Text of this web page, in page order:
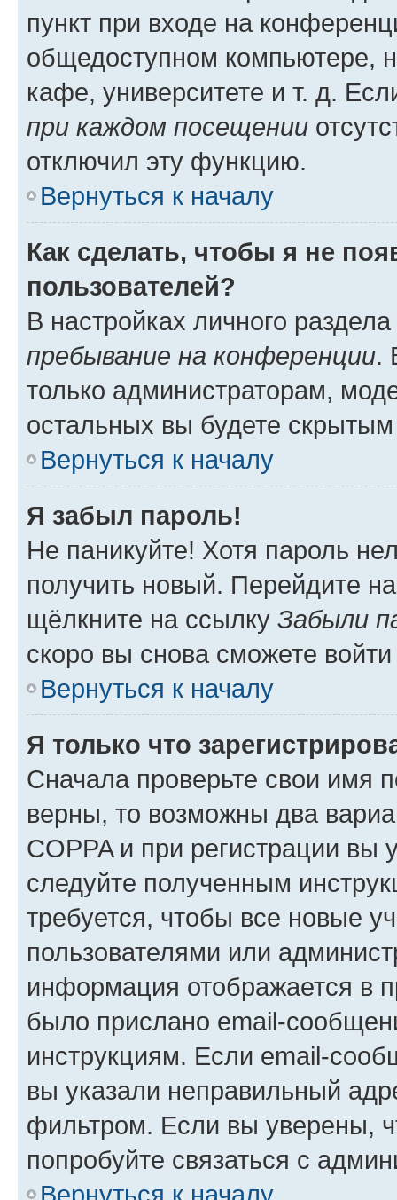
пункт при входе на
общедоступном компьютере,
кафе, университете и т. д.
при каждом посещении
отключил эту функцию.
Вернуться к началу
Как сделать, чтобы я не
пользователей?
В настройках личного
пребывание на конференции.
только администраторам,
остальных вы будете
Вернуться к началу
Я забыл пароль!
Не паникуйте! Хотя пароль
получить новый. Перейдите
щёлкните на ссылку Забыли
скоро вы снова сможете
Вернуться к началу
Я только что
Сначала проверьте свои имя
верны, то возможны два
COPPA и при регистрации вы
следуйте полученным
требуется, чтобы все новые
пользователями или
информация отображается в
было прислано email-
инструкциям. Если email-
вы указали неправильный
фильтром. Если вы уверены,
попробуйте связаться с
Вернуться к началу